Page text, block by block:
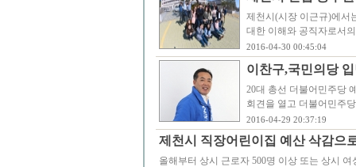
제천시(시장 이근규)에서
대한 이해와 공직자로서
2016-04-30 00:45:04
이찬구,국민의당
20대 총선 더불어민주당
회견을 열고 더불어민주
2016-04-29 20:37:19
제천시 직장어린이집 예산 삭감으
올해부터 상시 근로자 500명 이상 또는 상시